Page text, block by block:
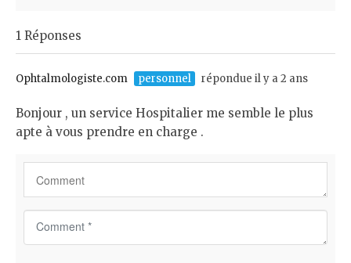
e
n
t
1 Réponses
Ophtalmologiste.com personnel répondue il y a 2 ans
Bonjour , un service Hospitalier me semble le plus
apte à vous prendre en charge .